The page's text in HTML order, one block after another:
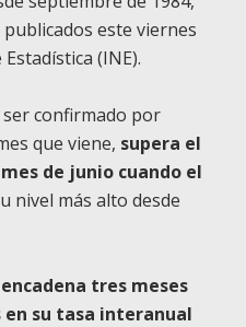
este viernes
(INE).
ser confirmado por
que viene, supera el
de junio cuando el
nivel más alto desde
tres meses
en su tasa interanual